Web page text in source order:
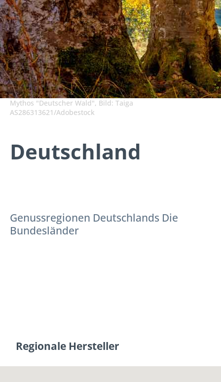
Mythos "Deutscher Wald", Bild: Taiga
AS286313621/Adobestock
Deutschland
Genussregionen Deutschlands Die
Bundesländer
Regionale Hersteller